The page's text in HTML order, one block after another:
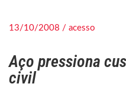
13/10/2008 / acesso
Aço pressiona
civil